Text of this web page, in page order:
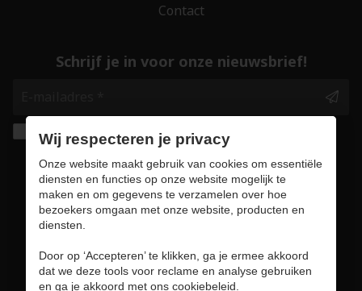
Contact
Schrijf je in voor onze nieuwsbrief!
Ik geef de toestemming om mijn gegevens te
bewaren en verwerken zoals aangegeven in
onzeprivacy statement. *
Wij respecteren je privacy
Onze website maakt gebruik van cookies om essentiële
diensten en functies op onze website mogelijk te
maken en om gegevens te verzamelen over hoe
bezoekers omgaan met onze website, producten en
diensten.
Door op ‘Accepteren’ te klikken, ga je ermee akkoord
dat we deze tools voor reclame en analyse gebruiken
en ga je akkoord met ons cookiebeleid.